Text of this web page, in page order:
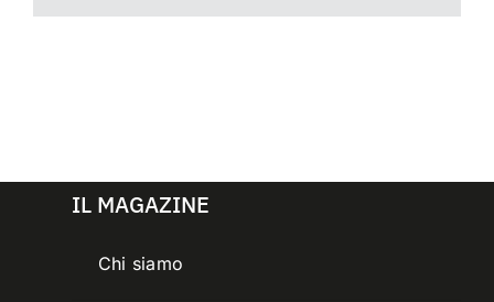
IL MAGAZINE
Chi siamo